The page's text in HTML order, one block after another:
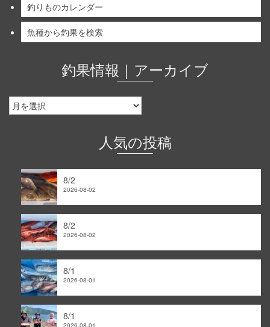
釣りものカレンダー
魚種から釣果を検索
釣果情報｜アーカイブ
釣
果
人気の投稿
8/2
2026-08-02
8/2
2026-08-02
8/1
2026-08-01
8/1